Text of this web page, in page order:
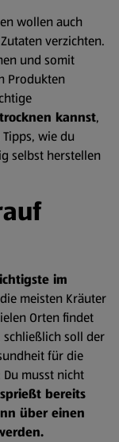
wollen auch
verzichten.
und somit
Produkten
kannst,
wie du
selbst herstellen
im
meisten Kräuter
Orten findet
soll der
für die
musst nicht
bereits
über einen